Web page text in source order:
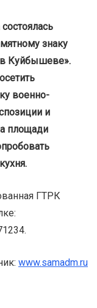
знаку
в Куйбышеве».
военно-
и
площади
ГТРК
www.samadm.ru